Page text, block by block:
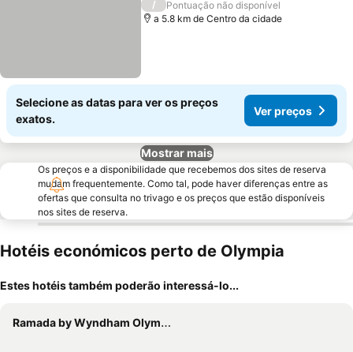
/
Pontuação não disponível
a 5.8 km de Centro da cidade
Selecione as datas para ver os preços
exatos.
Ver preços
Mostrar mais
Os preços e a disponibilidade que recebemos dos sites de reserva
mudam frequentemente. Como tal, pode haver diferenças entre as
ofertas que consulta no trivago e os preços que estão disponíveis
nos sites de reserva.
Hotéis económicos perto de Olympia
Estes hotéis também poderão interessá-lo...
Ramada by Wyndham Olympia